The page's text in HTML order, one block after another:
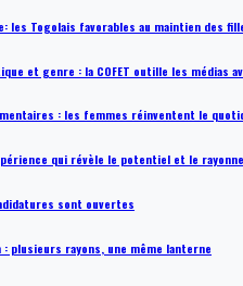
les Togolais favorables au maintien des
et genre : la COFET outille les médias
: les femmes réinventent le
qui révèle le potentiel et le
sont ouvertes
: plusieurs rayons, une même lanterne